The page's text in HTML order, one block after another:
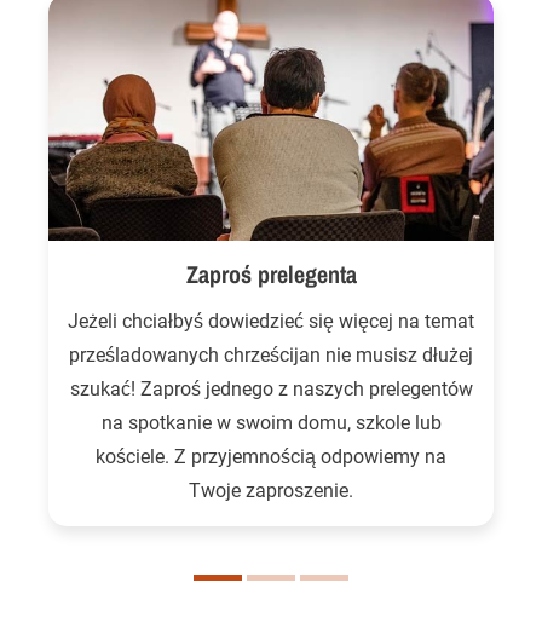
Zaproś prelegenta
Jeżeli chciałbyś dowiedzieć się więcej na temat
prześladowanych chrześcijan nie musisz dłużej
szukać! Zaproś jednego z naszych prelegentów
na spotkanie w swoim domu, szkole lub
kościele. Z przyjemnością odpowiemy na
Twoje zaproszenie.